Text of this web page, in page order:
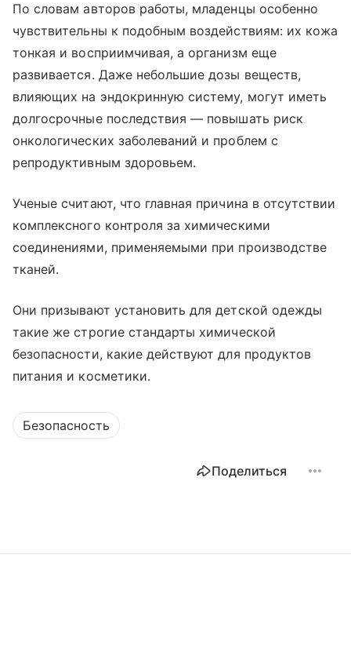
По словам авторов работы, младенцы особенно
чувствительны к подобным воздействиям: их кожа
тонкая и восприимчивая, а организм еще
развивается. Даже небольшие дозы веществ,
влияющих на эндокринную систему, могут иметь
долгосрочные последствия — повышать риск
онкологических заболеваний и проблем с
репродуктивным здоровьем.
Ученые считают, что главная причина в отсутствии
комплексного контроля за химическими
соединениями, применяемыми при производстве
тканей.
Они призывают установить для детской одежды
такие же строгие стандарты химической
безопасности, какие действуют для продуктов
питания и косметики.
Безопасность
Поделиться